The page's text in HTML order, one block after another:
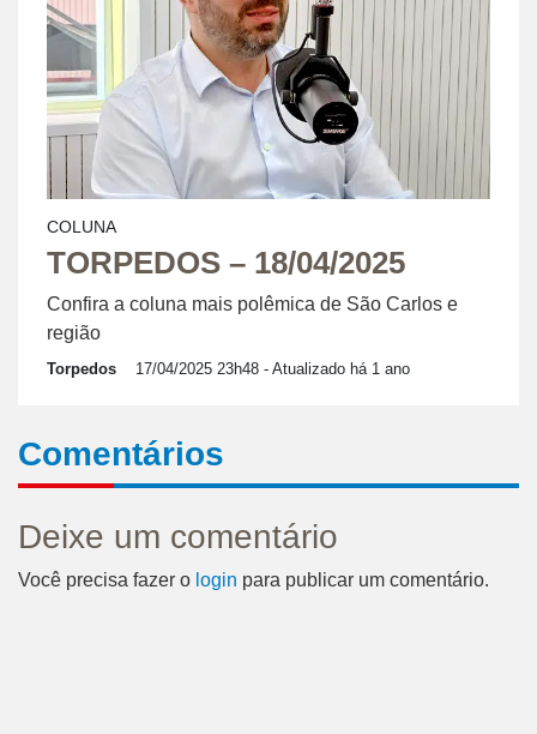
COLUNA
TORPEDOS – 18/04/2025
Confira a coluna mais polêmica de São Carlos e
região
Torpedos 17/04/2025 23h48 - Atualizado há 1 ano
Comentários
Deixe um comentário
Você precisa fazer o login para publicar um comentário.